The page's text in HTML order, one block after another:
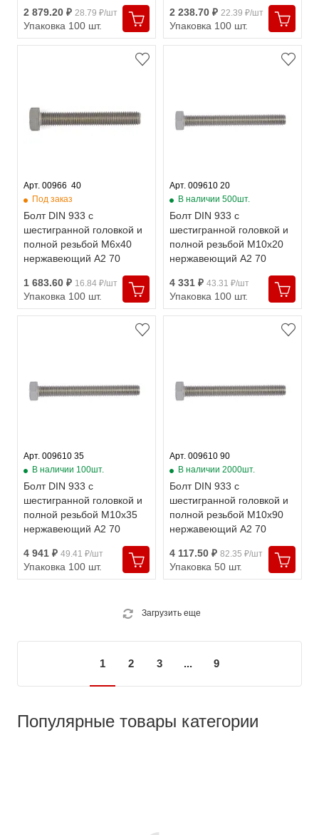
2 879.20 ₽ 28.79 ₽/шт
Упаковка 100 шт.
2 238.70 ₽ 22.39 ₽/шт
Упаковка 100 шт.
Арт. 00966  40
Под заказ
Болт DIN 933 с
шестигранной головкой и
полной резьбой М6х40
нержавеющий А2 70
1 683.60 ₽ 16.84 ₽/шт
Упаковка 100 шт.
Арт. 009610 20
В наличии 500шт.
Болт DIN 933 с
шестигранной головкой и
полной резьбой М10х20
нержавеющий А2 70
4 331 ₽ 43.31 ₽/шт
Упаковка 100 шт.
Арт. 009610 35
В наличии 100шт.
Болт DIN 933 с
шестигранной головкой и
полной резьбой М10х35
нержавеющий А2 70
4 941 ₽ 49.41 ₽/шт
Упаковка 100 шт.
Арт. 009610 90
В наличии 2000шт.
Болт DIN 933 с
шестигранной головкой и
полной резьбой М10х90
нержавеющий А2 70
4 117.50 ₽ 82.35 ₽/шт
Упаковка 50 шт.
Загрузить еще
1 2 3 ... 9
Популярные товары категории